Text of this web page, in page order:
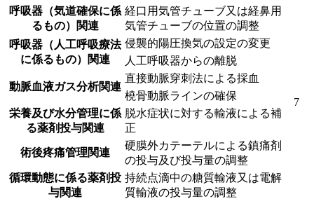
呼吸器（気道確保に係
るもの）関連
経口用気管チューブ又は経鼻用
気管チューブの位置の調整
7
呼吸器（人工呼吸療法
に係るもの）関連
侵襲的陽圧換気の設定の変更
人工呼吸器からの離脱
動脈血液ガス分析関連
直接動脈穿刺法による採血
橈骨動脈ラインの確保
栄養及び水分管理に係
る薬剤投与関連
脱水症状に対する輸液による補
正
術後疼痛管理関連
硬膜外カテーテルによる鎮痛剤
の投与及び投与量の調整
循環動態に係る薬剤投
与関連
持続点滴中の糖質輸液又は電解
質輸液の投与量の調整